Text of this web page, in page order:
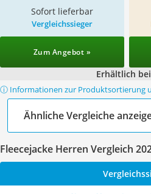
Sofort lieferbar
Vergleichssieger
Zum Angebot »
Erhältlich bei
ⓘ Informationen zur Produktsortierung
Ähnliche Vergleiche
Fleecejacke Herren Vergleich